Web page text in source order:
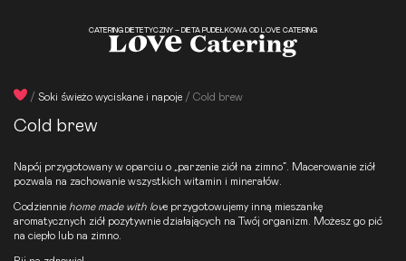
CATERING DIETETYCZNY – DIETA PUDEŁKOWA OD LOVE CATERING
/ Soki świeżo wyciskane i napoje / Cold brew
Cold brew
Napój przygotowany w oparciu o „parzenie ziół na zimno”. Macerowanie ziół
pozwala na zachowanie wszystkich witamin i minerałów.
Codziennie home made with love przygotowujemy inną mieszankę
aromatycznych ziół pozytywnie działających na Twój organizm. Możesz go pić
na ciepło lub na zimno.